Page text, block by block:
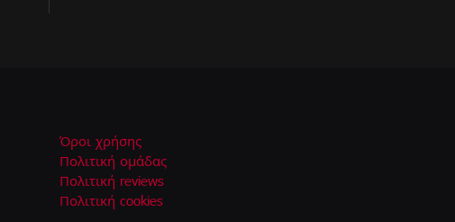
Όροι χρήσης
Πολιτική ομάδας
Πολιτική reviews
Πολιτική cookies